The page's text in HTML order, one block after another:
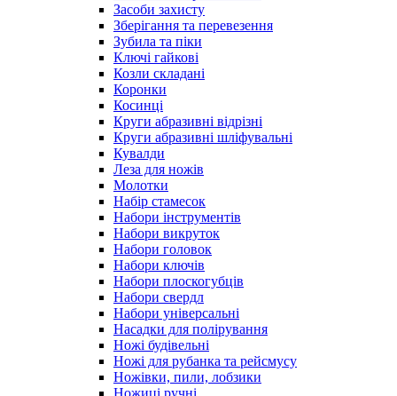
Засоби захисту
Зберігання та перевезення
Зубила та піки
Ключі гайкові
Козли складані
Коронки
Косинці
Круги абразивні відрізні
Круги абразивні шліфувальні
Кувалди
Леза для ножів
Молотки
Набір стамесок
Набори інструментів
Набори викруток
Набори головок
Набори ключів
Набори плоскогубців
Набори свердл
Набори універсальні
Насадки для полірування
Ножі будівельні
Ножі для рубанка та рейсмусу
Ножівки, пили, лобзики
Ножиці ручні